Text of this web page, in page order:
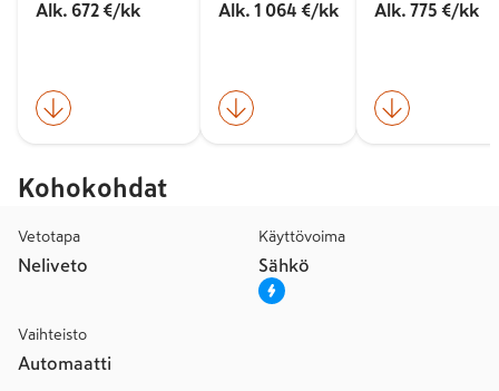
Alk. 672 €/kk
Alk. 1 064 €/kk
Alk. 775 €/kk
Kohokohdat
Vetotapa
Neliveto
Käyttövoima
Sähkö
Vaihteisto
Automaatti